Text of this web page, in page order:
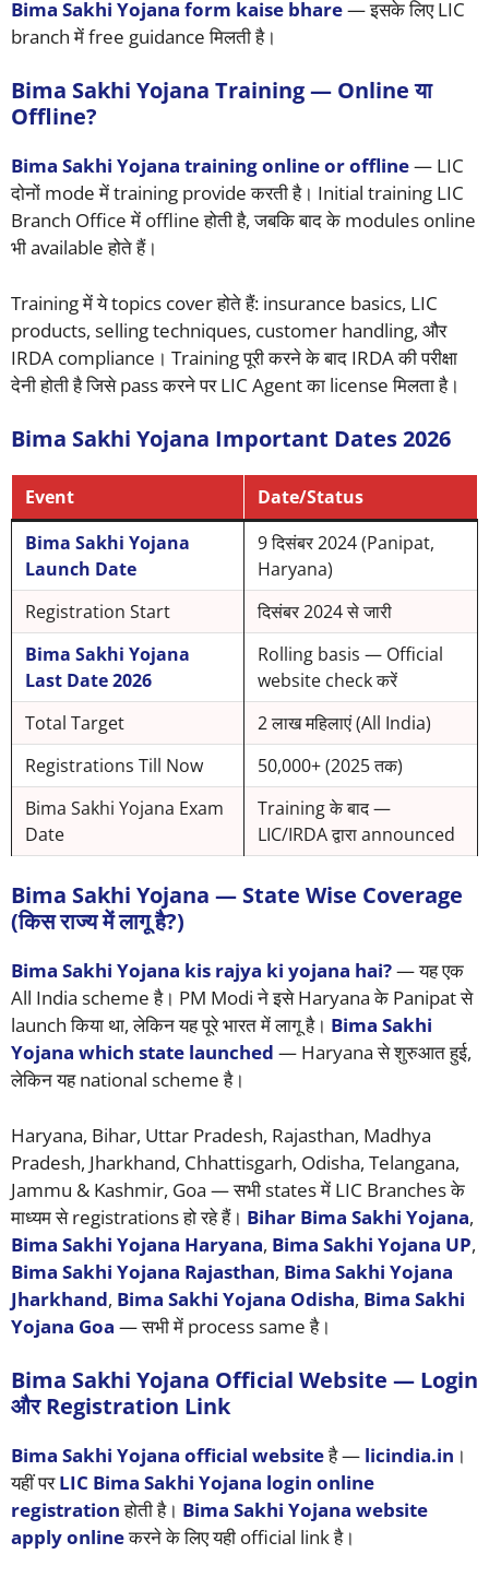
Bima Sakhi Yojana form kaise bhare— इसके लिए LIC
branch में free guidance मिलती है।
Bima Sakhi Yojana Training — Online या
Offline?
Bima Sakhi Yojana training online or offline— LIC
दोनों mode में training provide करती है। Initial training LIC
Branch Office में offline होती है, जबकि बाद के modules online
भी available होते हैं।
Training में ये topics cover होते हैं: insurance basics, LIC
products, selling techniques, customer handling, और
IRDA compliance। Training पूरी करने के बाद IRDA की परीक्षा
देनी होती है जिसे pass करने पर LIC Agent का license मिलता है।
Bima Sakhi Yojana Important Dates 2026
Event
Date/Status
Bima Sakhi Yojana
Launch Date
9 दिसंबर 2024 (Panipat,
Haryana)
Registration Start
दिसंबर 2024 से जारी
Bima Sakhi Yojana
Last Date 2026
Rolling basis — Official
website check करें
Total Target
2 लाख महिलाएं (All India)
Registrations Till Now
50,000+ (2025 तक)
Bima Sakhi Yojana Exam
Date
Training के बाद —
LIC/IRDA द्वारा announced
Bima Sakhi Yojana — State Wise Coverage
(किस राज्य में लागू है?)
Bima Sakhi Yojana kis rajya ki yojana hai?— यह एक
All India scheme है। PM Modi ने इसे Haryana के Panipat से
launch किया था, लेकिन यह पूरे भारत में लागू है। Bima Sakhi
Yojana which state launched — Haryana से शुरुआत हुई,
लेकिन यह national scheme है।
Haryana, Bihar, Uttar Pradesh, Rajasthan, Madhya
Pradesh, Jharkhand, Chhattisgarh, Odisha, Telangana,
Jammu & Kashmir, Goa — सभी states में LIC Branches के
माध्यम से registrations हो रहे हैं। Bihar Bima Sakhi Yojana,
Bima Sakhi Yojana Haryana, Bima Sakhi Yojana UP,
Bima Sakhi Yojana Rajasthan, Bima Sakhi Yojana
Jharkhand, Bima Sakhi Yojana Odisha, Bima Sakhi
Yojana Goa — सभी में process same है।
Bima Sakhi Yojana Official Website — Login
और Registration Link
Bima Sakhi Yojana official websiteहै — licindia.in ।
यहीं परLIC Bima Sakhi Yojana login online
registrationहोती है। Bima Sakhi Yojana website
apply onlineकरने के लिए यही official link है।